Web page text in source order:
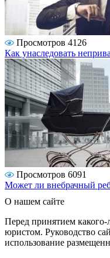
Просмотров 4126
Как унаследовать
Просмотров 6091
Может ли внебрачный
О нашем сайте
Перед принятием какого-
юристом. Руководство
использование